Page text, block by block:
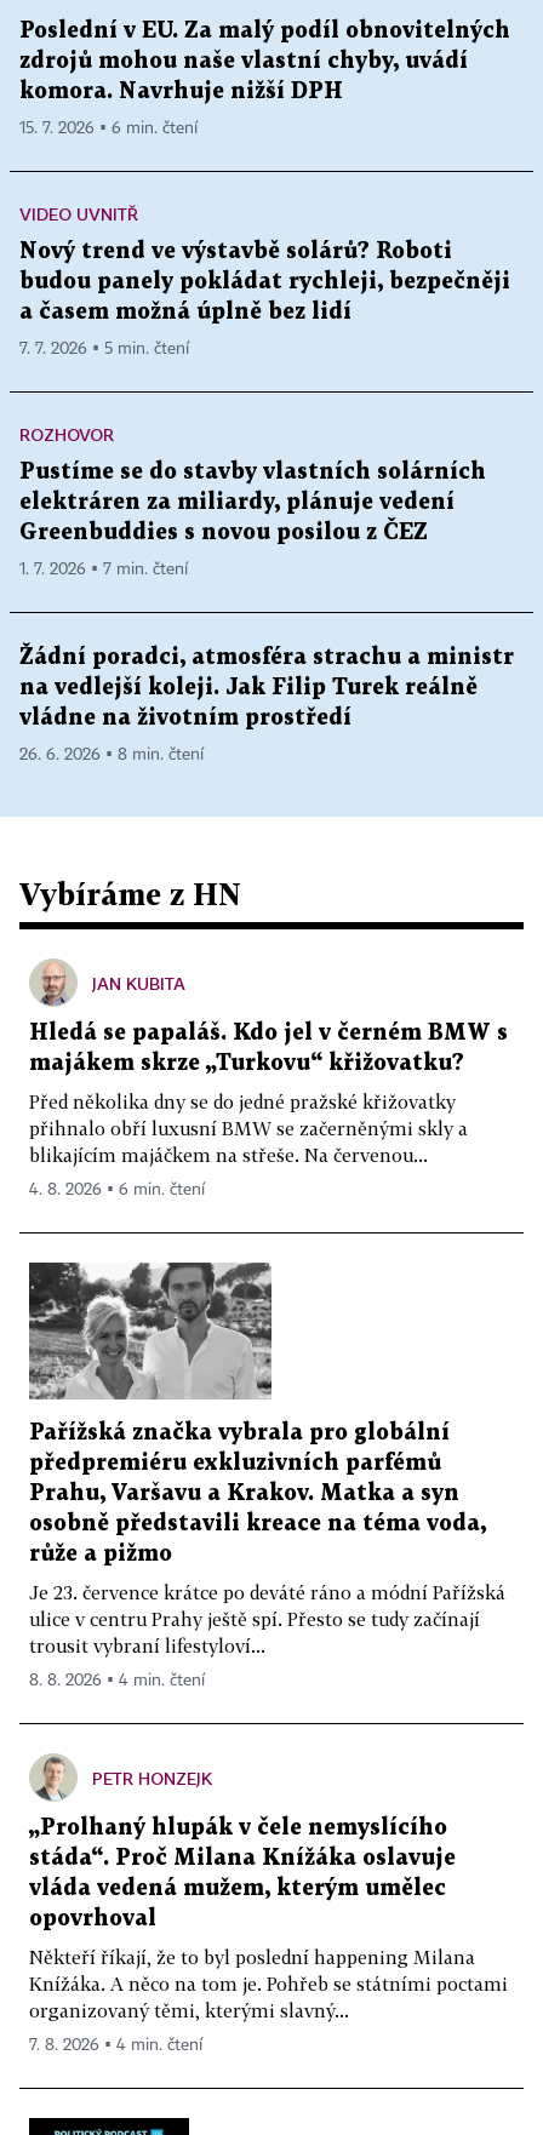
Poslední v EU. Za malý podíl obnovitelných
zdrojů mohou naše vlastní chyby, uvádí
komora. Navrhuje nižší DPH
15. 7. 2026 ▪ 6 min. čtení
VIDEO UVNITŘ
Nový trend ve výstavbě solárů? Roboti
budou panely pokládat rychleji, bezpečněji
a časem možná úplně bez lidí
7. 7. 2026 ▪ 5 min. čtení
ROZHOVOR
Pustíme se do stavby vlastních solárních
elektráren za miliardy, plánuje vedení
Greenbuddies s novou posilou z ČEZ
1. 7. 2026 ▪ 7 min. čtení
Žádní poradci, atmosféra strachu a ministr
na vedlejší koleji. Jak Filip Turek reálně
vládne na životním prostředí
26. 6. 2026 ▪ 8 min. čtení
Vybíráme z HN
JAN KUBITA
Hledá se papaláš. Kdo jel v černém BMW s
majákem skrze „Turkovu“ křižovatku?
Před několika dny se do jedné pražské křižovatky
přihnalo obří luxusní BMW se začerněnými skly a
blikajícím majáčkem na střeše. Na červenou...
4. 8. 2026 ▪ 6 min. čtení
Pařížská značka vybrala pro globální
předpremiéru exkluzivních parfémů
Prahu, Varšavu a Krakov. Matka a syn
osobně představili kreace na téma voda,
růže a pižmo
Je 23. července krátce po deváté ráno a módní Pařížská
ulice v centru Prahy ještě spí. Přesto se tudy začínají
trousit vybraní lifestyloví...
8. 8. 2026 ▪ 4 min. čtení
PETR HONZEJK
„Prolhaný hlupák v čele nemyslícího
stáda“. Proč Milana Knížáka oslavuje
vláda vedená mužem, kterým umělec
opovrhoval
Někteří říkají, že to byl poslední happening Milana
Knížáka. A něco na tom je. Pohřeb se státními poctami
organizovaný těmi, kterými slavný...
7. 8. 2026 ▪ 4 min. čtení